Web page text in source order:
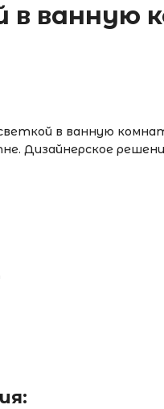
в
в ванную
Дизайнерское